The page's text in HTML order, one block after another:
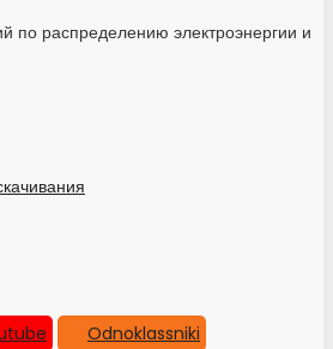
по распределению электроэнергии и
Odnoklassniki